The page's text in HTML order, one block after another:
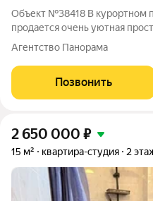
Объект №38418 В курортном
продается очень уютная
площадью 50 кв.м с евро-
этажного монолитного дома.
территория. Центральные
Агентство Панорама
Позвонить
2 650 000 ₽
15 м² квартира-студия 2